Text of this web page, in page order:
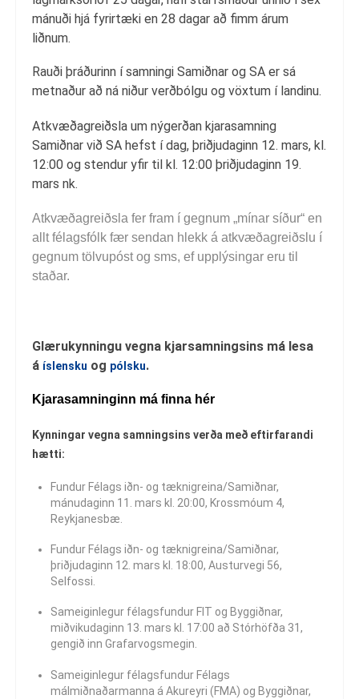
mánuði hjá fyrirtæki en 28 dagar að fimm árum
liðnum.
Rauði þráðurinn í samningi Samiðnar og SA er sá
metnaður að ná niður verðbólgu og vöxtum í landinu.
Atkvæðagreiðsla um nýgerðan kjarasamning
Samiðnar við SA hefst í dag, þriðjudaginn 12. mars, kl.
12:00 og stendur yfir til kl. 12:00 þriðjudaginn 19.
mars nk.
Atkvæðagreiðsla fer fram í gegnum „mínar síður“ en
allt félagsfólk fær sendan hlekk á atkvæðagreiðslu í
gegnum tölvupóst og sms, ef upplýsingar eru til
staðar.
Glærukynningu vegna kjarsamningsins má lesa
á íslensku og pólsku.
Kjarasamninginn má finna hér
Kynningar vegna samningsins verða með eftirfarandi
hætti:
Fundur Félags iðn- og tæknigreina/Samiðnar,
mánudaginn 11. mars kl. 20:00, Krossmóum 4,
Reykjanesbæ.
Fundur Félags iðn- og tæknigreina/Samiðnar,
þriðjudaginn 12. mars kl. 18:00, Austurvegi 56,
Selfossi.
Sameiginlegur félagsfundur FIT og Byggiðnar,
miðvikudaginn 13. mars kl. 17:00 að Stórhöfða 31,
gengið inn Grafarvogsmegin.
Sameiginlegur félagsfundur Félags
málmiðnaðarmanna á Akureyri (FMA) og Byggiðnar,